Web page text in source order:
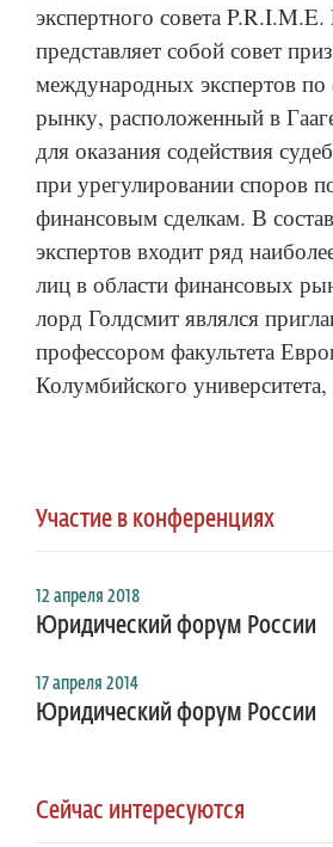
экспертного совета
представляет собой совет
международных экспертов
рынку, расположенный в
для оказания содействия
при урегулировании споров
финансовым сделкам. В
экспертов входит ряд
лиц в области финансовых
лорд Голдсмит являлся
профессором факультета
Колумбийского
Участие в конференциях
12 апреля 2018
Юридический форум России
17 апреля 2014
Юридический форум России
Сейчас интересуются